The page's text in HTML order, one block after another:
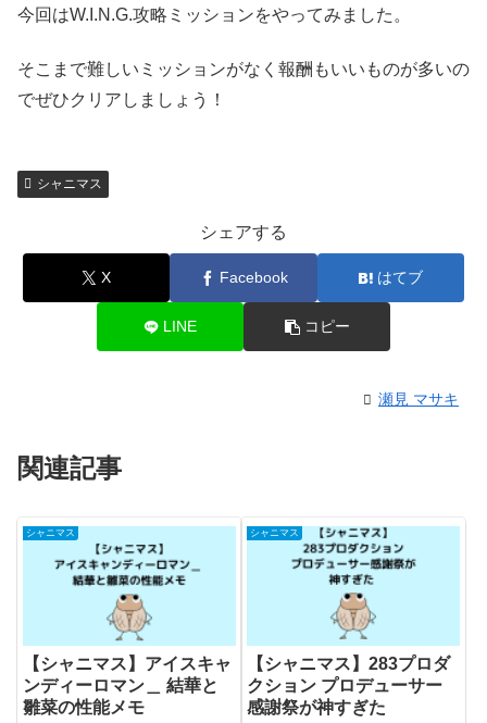
今回はW.I.N.G.攻略ミッションをやってみました。
そこまで難しいミッションがなく報酬もいいものが多いの
でぜひクリアしましょう！
シャニマス
シェアする
X Facebook はてブ
LINE コピー
瀬見 マサキ
関連記事
シャニマス
【シャニマス】アイスキャ
ンディーロマン＿ 結華と
雛菜の性能メモ
シャニマス
【シャニマス】283プロダ
クション プロデューサー
感謝祭が神すぎた